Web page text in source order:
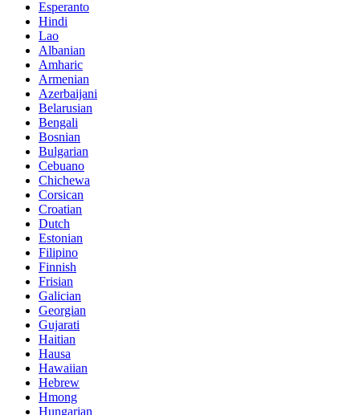
Esperanto
Hindi
Lao
Albanian
Amharic
Armenian
Azerbaijani
Belarusian
Bengali
Bosnian
Bulgarian
Cebuano
Chichewa
Corsican
Croatian
Dutch
Estonian
Filipino
Finnish
Frisian
Galician
Georgian
Gujarati
Haitian
Hausa
Hawaiian
Hebrew
Hmong
Hungarian